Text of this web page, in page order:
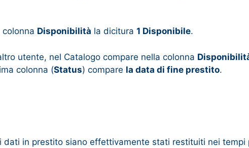
Disponibilità la dicitura 1 Disponibile.
utente, nel Catalogo compare nella colonna
colonna (Status) compare la data di fine prestito.
in prestito siano effettivamente stati restituiti nei tempi